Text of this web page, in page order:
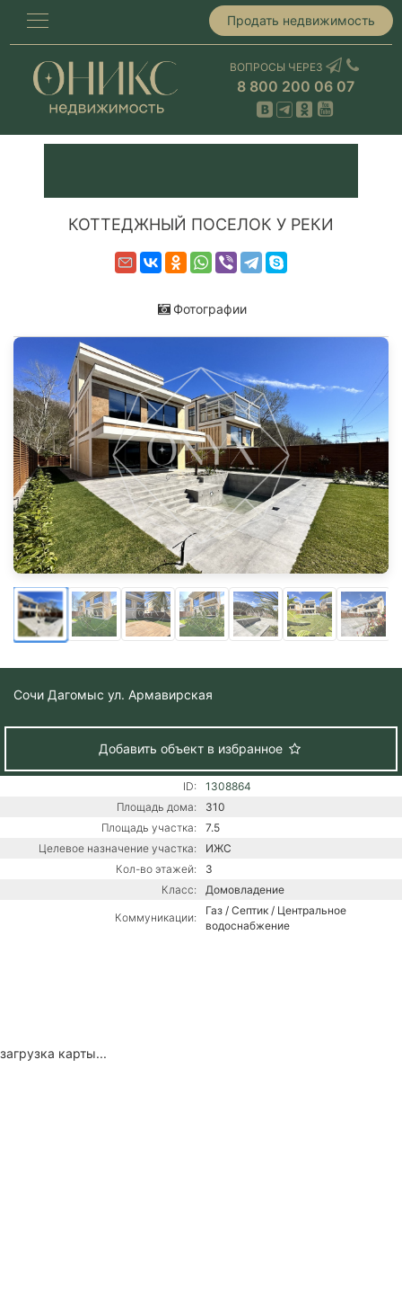
Продать недвижимость
ВОПРОСЫ ЧЕРЕЗ
8 800 200 06 07
КОТТЕДЖНЫЙ ПОСЕЛОК У РЕКИ
Фотографии
Сочи Дагомыс ул. Армавирская
Добавить объект в избранное
ID:
1308864
Площадь дома:
310
Площадь участка:
7.5
Целевое назначение участка:
ИЖС
Кол-во этажей:
3
Класс:
Домовладение
Коммуникации:
Газ / Септик / Центральное
водоснабжение
загрузка карты...